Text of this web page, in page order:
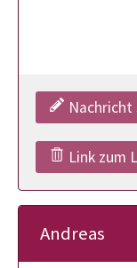
Nachricht
Link zum
Andreas